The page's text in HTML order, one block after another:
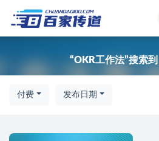
“OKR工作法”搜索到
付费 发布日期